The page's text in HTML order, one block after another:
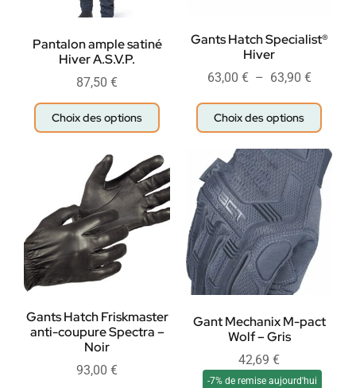
Pantalon ample satiné
Hiver A.S.V.P.
87,50 €
Choix des options
Gants Hatch Specialist®
Hiver
63,00 € – 63,90 €
Choix des options
Gants Hatch Friskmaster
anti-coupure Spectra –
Noir
93,00 €
Gant Mechanix M-pact
Wolf – Gris
42,69 €
-7% de remise aujourd'hui